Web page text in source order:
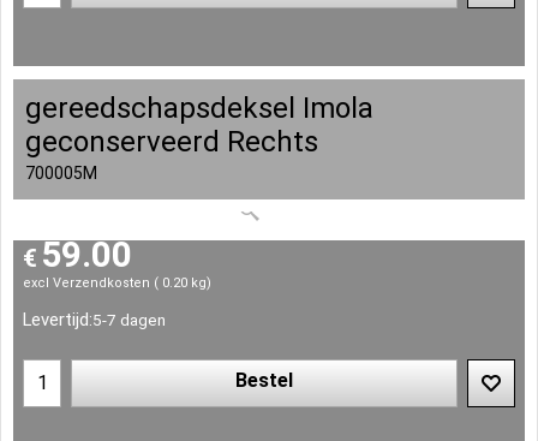
gereedschapsdeksel Imola
geconserveerd Rechts
700005M
€59.00
excl Verzendkosten 0.20 kg
Levertijd:5-7 dagen
Bestel